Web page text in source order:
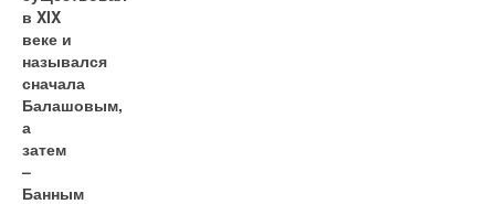
в XIX
веке и
назывался
сначала
Балашовым,
а
затем
–
Банным